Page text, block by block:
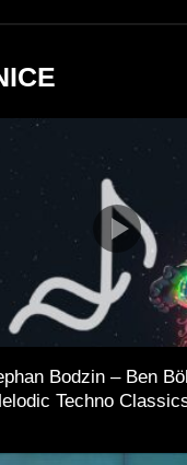
Bodzin – Ben
Techno